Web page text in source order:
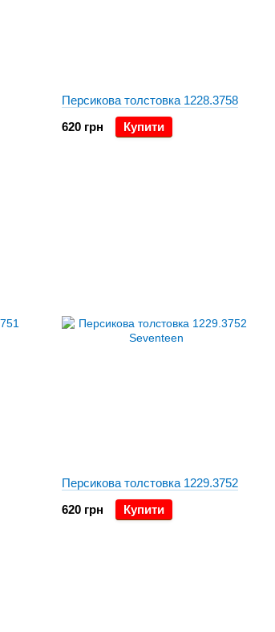
Персикова толстовка 1228.3758
620 грн
Купити
Персикова толстовка 1229.3752
620 грн
Купити